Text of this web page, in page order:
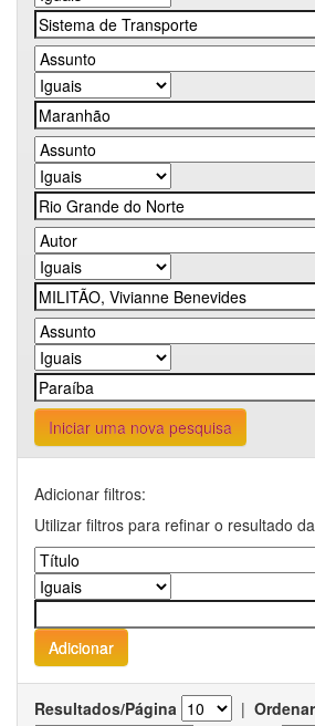
Iniciar uma nova pesquisa
Adicionar filtros:
Utilizar filtros para refinar o resultado
Resultados/Página |